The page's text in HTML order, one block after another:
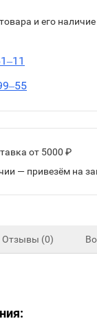
и его
от 5000 ₽
— привезём на
Отзывы (0)